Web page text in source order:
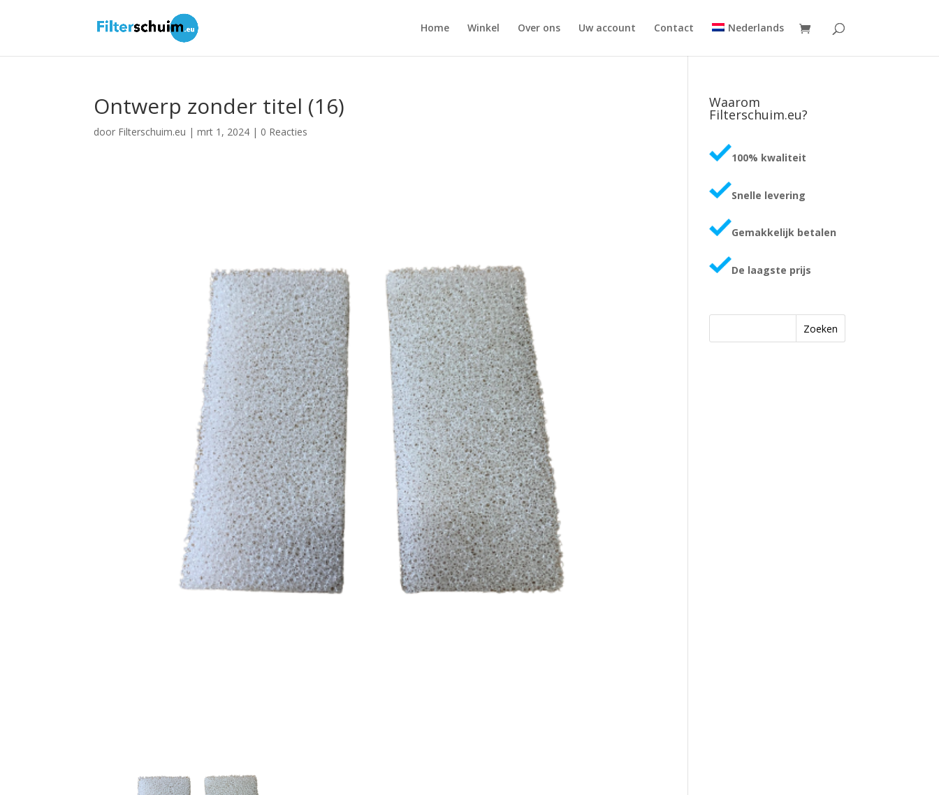
Home Winkel Over ons Uw account Contact Nederlands
Ontwerp zonder titel (16)
door Filterschuim.eu |mrt 1, 2024 | 0 Reacties
Waarom
Filterschuim.eu?
100% kwaliteit
Snelle levering
Gemakkelijk betalen
De laagste prijs
Zoeken